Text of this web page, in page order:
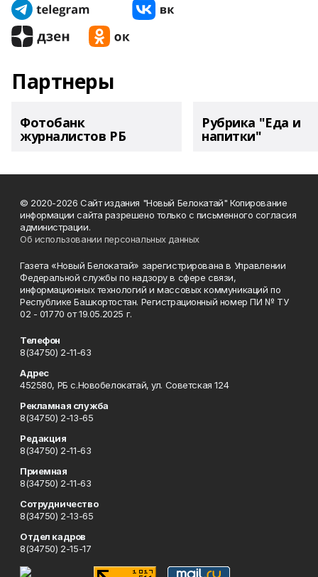
Партнеры
Фотобанк
журналистов РБ
Рубрика "Еда и
напитки"
© 2020-2026 Сайт издания "Новый Белокатай" Копирование
информации сайта разрешено только с письменного согласия
администрации.
Об использовании персональных данных
Газета «Новый Белокатай» зарегистрирована в Управлении
Федеральной службы по надзору в сфере связи,
информационных технологий и массовых коммуникаций по
Республике Башкортостан. Регистрационный номер ПИ № ТУ
02 - 01770 от 19.05.2025 г.
Телефон
8(34750) 2-11-63
Адрес
452580, РБ с.Новобелокатай, ул. Советская 124
Рекламная служба
8(34750) 2-13-65
Редакция
8(34750) 2-11-63
Приемная
8(34750) 2-11-63
Сотрудничество
8(34750) 2-13-65
Отдел кадров
8(34750) 2-15-17